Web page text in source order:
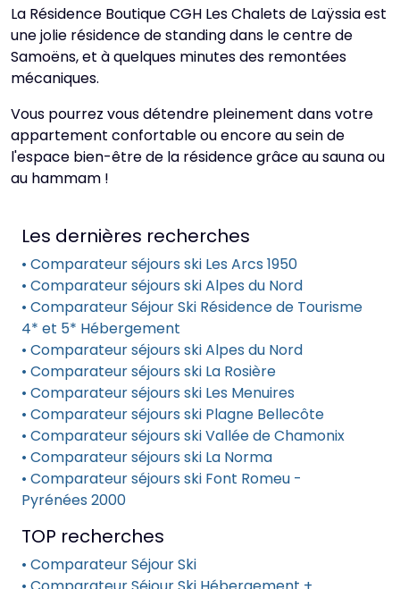
La Résidence Boutique CGH Les Chalets de Laÿssia est
une jolie résidence de standing dans le centre de
Samoëns, et à quelques minutes des remontées
mécaniques.
Vous pourrez vous détendre pleinement dans votre
appartement confortable ou encore au sein de
l'espace bien-être de la résidence grâce au sauna ou
au hammam !
Les dernières recherches
• Comparateur séjours ski Les Arcs 1950
• Comparateur séjours ski Alpes du Nord
• Comparateur Séjour Ski Résidence de Tourisme
4* et 5* Hébergement
• Comparateur séjours ski Alpes du Nord
• Comparateur séjours ski La Rosière
• Comparateur séjours ski Les Menuires
• Comparateur séjours ski Plagne Bellecôte
• Comparateur séjours ski Vallée de Chamonix
• Comparateur séjours ski La Norma
• Comparateur séjours ski Font Romeu -
Pyrénées 2000
TOP recherches
• Comparateur Séjour Ski